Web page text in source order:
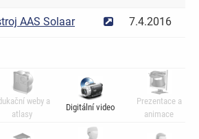
AAS Solaar 7.4.2016
weby a
atlasy
Digitální video
Prezentace a
animace